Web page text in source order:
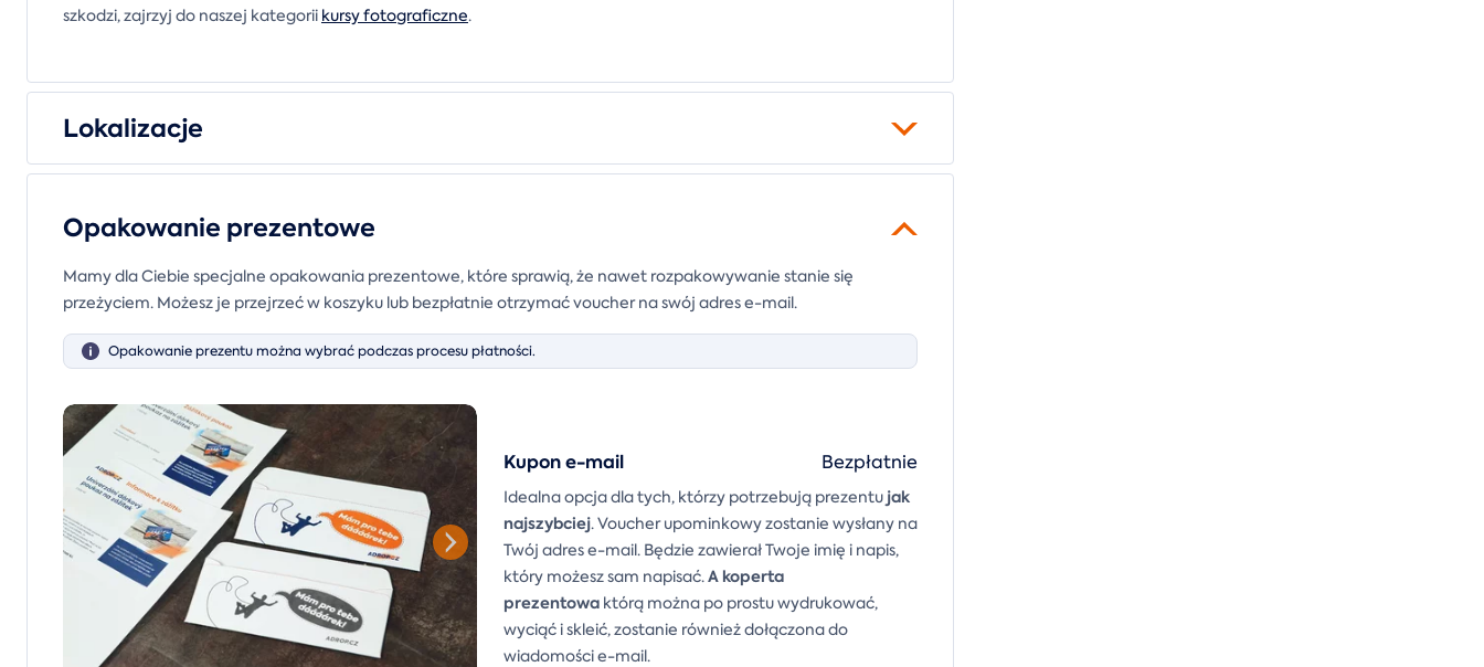
szkodzi, zajrzyj do naszej kategorii kursy fotograficzne.
Lokalizacje
Opakowanie prezentowe
Mamy dla Ciebie specjalne opakowania prezentowe, które sprawią, że nawet rozpakowywanie stanie się
przeżyciem. Możesz je przejrzeć w koszyku lub bezpłatnie otrzymać voucher na swój adres e-mail.
Opakowanie prezentu można wybrać podczas procesu płatności.
Kupon e-mail
Idealna opcja dla tych, którzy potrzebują prezentu jak
najszybciej. Voucher upominkowy zostanie wysłany na
Twój adres e-mail. Będzie zawierał Twoje imię i napis,
który możesz sam napisać.A koperta
prezentowa którą można po prostu wydrukować,
wyciąć i skleić, zostanie również dołączona do
wiadomości e-mail.
Bezpłatnie